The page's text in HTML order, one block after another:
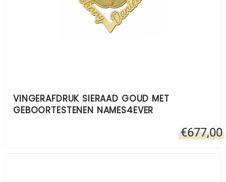
VINGERAFDRUK SIERAAD GOUD MET
GEBOORTESTENEN NAMES4EVER
€677,00